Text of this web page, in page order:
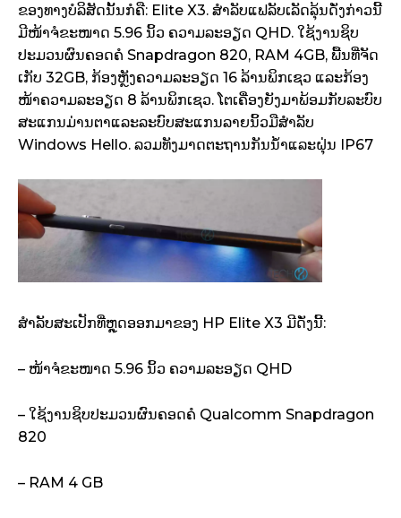
ຂອງທາງບໍລິສັດນັ້ນກໍຄື: Elite X3. ສຳລັບແຟລັບເລັດລຸ້ນດັ່ງກ່າວນີ້
ມີໜ້າຈໍຂະໜາດ 5.96 ນິ້ວ ຄວາມລະອຽດ QHD. ໃຊ້ງານຊິບ
ປະມວນຜົນຄອດຄໍ Snapdragon 820, RAM 4GB, ພື້ນທີ່ຈັດ
ເກັບ 32GB, ກ້ອງຫຼັງຄວາມລະອຽດ 16 ລ້ານພິກເຊວ ແລະກ້ອງ
ໜ້າຄວາມລະອຽດ 8 ລ້ານພິກເຊວ. ໂຕເຄື່ອງຍັງມາພ້ອມກັບລະບົບ
ສະແກນມ່ານຕາແລະລະບົບສະແກນລາຍນິ້ວມືສຳລັບ
Windows Hello. ລວມທັງມາດຕະຖານກັນນ້ຳແລະຝຸ່ນ IP67
ສຳລັບສະເປັກທີ່ຫຼຸດອອກມາຂອງ HP Elite X3 ມີດັ່ງນີ້:
– ໜ້າຈໍຂະໜາດ 5.96 ນິ້ວ ຄວາມລະອຽດ QHD
– ໃຊ້ງານຊິບປະມວນຜົນຄອດຄໍ Qualcomm Snapdragon
820
– RAM 4 GB